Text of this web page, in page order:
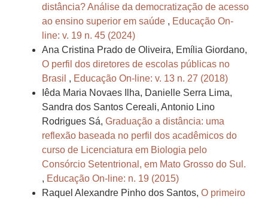
distância? Análise da democratização de acesso
ao ensino superior em saúde , Educação On-
line: v. 19 n. 45 (2024)
Ana Cristina Prado de Oliveira, Emília Giordano,
O perfil dos diretores de escolas públicas no
Brasil , Educação On-line: v. 13 n. 27 (2018)
Iêda Maria Novaes Ilha, Danielle Serra Lima,
Sandra dos Santos Cereali, Antonio Lino
Rodrigues Sá, Graduação a distância: uma
reflexão baseada no perfil dos acadêmicos do
curso de Licenciatura em Biologia pelo
Consórcio Setentrional, em Mato Grosso do Sul.
, Educação On-line: n. 19 (2015)
Raquel Alexandre Pinho dos Santos, O primeiro